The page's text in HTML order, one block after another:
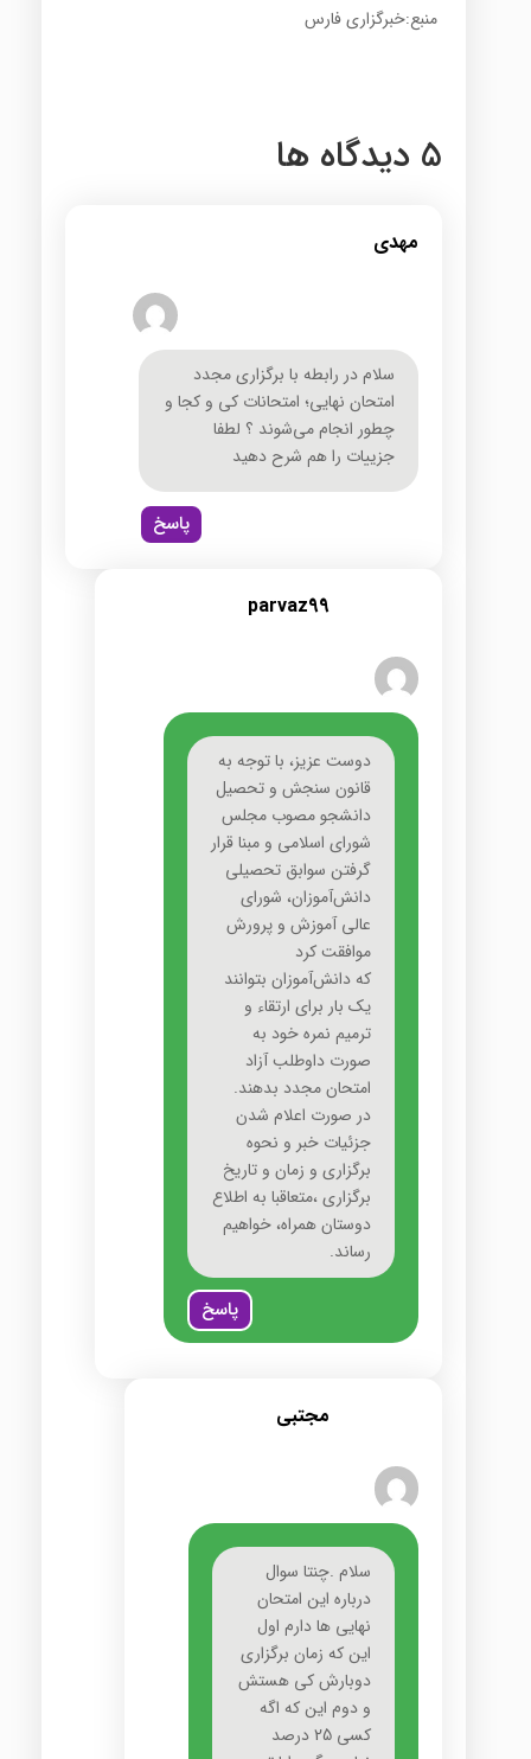
منبع:خبرگزاری فارس
5 دیدگاه ها
مهدی
سلام در رابطه با برگزاری مجدد
امتحان نهایی؛ امتحانات کی و کجا و
چطور انجام می‌شوند ؟ لطفا
جزییات را هم شرح دهید
پاسخ
parvaz99
دوست عزیز، با توجه به
قانون سنجش و تحصیل
دانشجو مصوب مجلس
شورای اسلامی و مبنا قرار
گرفتن سوابق تحصیلی
دانش‌آموزان، شورای
عالی آموزش و پرورش
موافقت کرد
که دانش‌آموزان بتوانند
یک بار برای ارتقاء و
ترمیم نمره خود به
صورت داوطلب آزاد
امتحان مجدد بدهند.
در صورت اعلام شدن
جزئیات خبر و نحوه
برگزاری و زمان و تاریخ
برگزاری ،متعاقبا به اطلاع
دوستان همراه، خواهیم
رساند.
پاسخ
مجتبی
سلام .چنتا سوال
درباره این امتحان
نهایی ها دارم اول
این که زمان برگزاری
دوبارش کی هستش
و دوم این که اگه
کسی 25 درصد